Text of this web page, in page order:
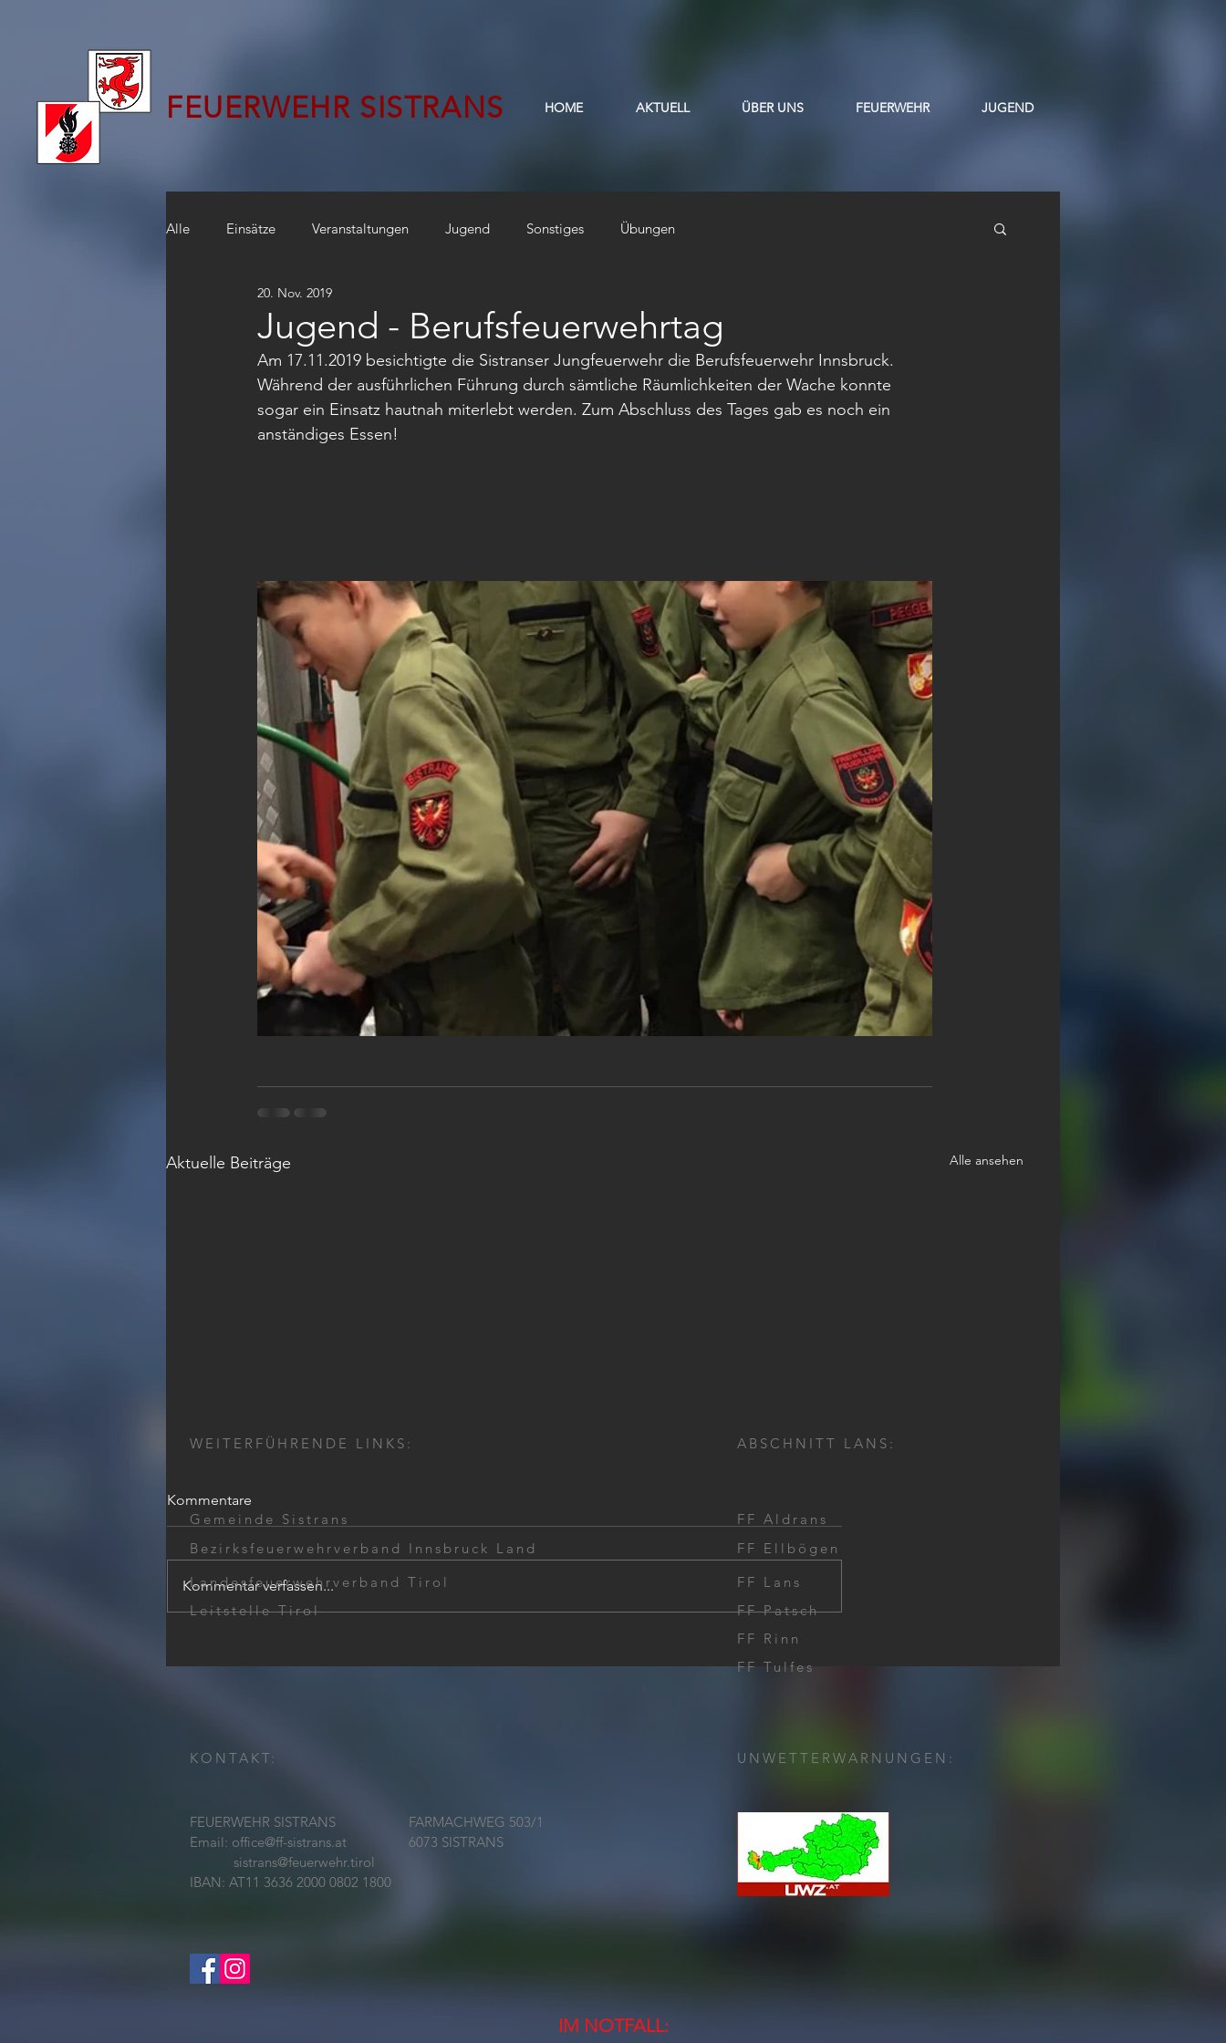
HOME AKTUELL ÜBER UNS FEUERWEHR JUGEND
FEUERWEHR SISTRANS
Alle Einsätze Veranstaltungen Jugend Sonstiges Übungen
Jugend - Berufsfeuerwehrtag
20. Nov. 2019
Am 17.11.2019 besichtigte die Sistranser Jungfeuerwehr die Berufsfeuerwehr Innsbruck.
Während der ausführlichen Führung durch sämtliche Räumlichkeiten der Wache konnte
sogar ein Einsatz hautnah miterlebt werden. Zum Abschluss des Tages gab es noch ein
anständiges Essen!
Aktuelle Beiträge Alle ansehen
ASLA 2025
Landes -
Feuerwehrjugendleistungsbewerb
Kommentare
Kommentar verfassen...
WEITERFÜHRENDE LINKS:
Gemeinde Sistrans
Bezirksfeuerwehrverband Innsbruck Land
Landesfeuerwehrverband Tirol
Leitstelle Tirol
ABSCHNITT LANS:
FF Aldrans
FF Ellbögen
FF Lans
FF Patsch
FF Rinn
FF Tulfes
KONTAKT:
FEUERWEHR SISTRANS
Email: office@ff-sistrans.at
sistrans@feuerwehr.tirol
IBAN: AT11 3636 2000 0802 1800
FARMACHWEG 503/1
6073 SISTRANS
UNWETTERWARNUNGEN:
IM NOTFALL: